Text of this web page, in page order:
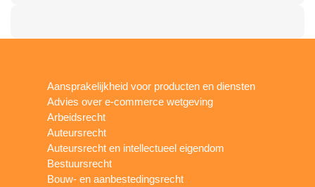
Aansprakelijkheid voor producten en diensten
Advies over e-commerce wetgeving
Arbeidsrecht
Auteursrecht
Auteursrecht en intellectueel eigendom
Bestuursrecht
Bouw- en aanbestedingsrecht